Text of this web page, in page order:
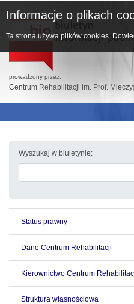
prowadzony przez:
Centrum Rehabilitacji im. Prof.
Wyszukaj w biuletynie:
Status prawny
Dane Centrum Rehabilitacji
Kierownictwo Centrum
Struktura własnościowa
Informacje o plikach
Ta strona używa plików cookies.